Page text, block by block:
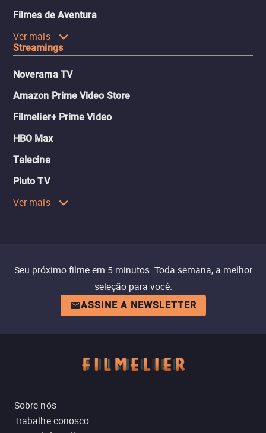
Filmes de Aventura
Ver mais
Streamings
Noverama TV
Amazon Prime Video Store
Filmelier+ Prime Video
HBO Max
Telecine
Pluto TV
Ver mais
Seu próximo filme em 5 minutos. Toda semana, a melhor
seleção para você.
ASSINE A NEWSLETTER
Sobre nós
Trabalhe conosco